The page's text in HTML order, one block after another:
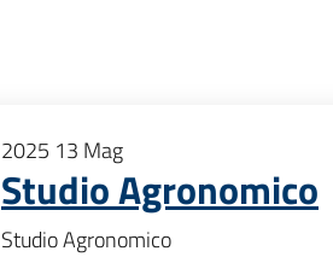
2025 13 Mag
Studio Agronomico
Studio Agronomico